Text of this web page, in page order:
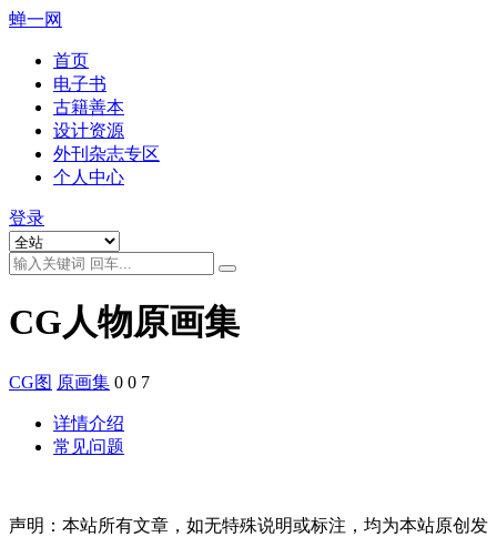
蝉一网
首页
电子书
古籍善本
设计资源
外刊杂志专区
个人中心
登录
CG人物原画集
CG图 原画集 0 0 7
详情介绍
常见问题
声明：本站所有文章，如无特殊说明或标注，均为本站原创发